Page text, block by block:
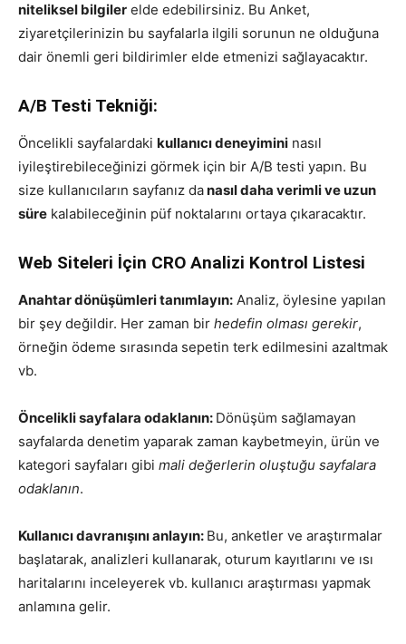
niteliksel bilgiler elde edebilirsiniz. Bu Anket,
ziyaretçilerinizin bu sayfalarla ilgili sorunun ne olduğuna
dair önemli geri bildirimler elde etmenizi sağlayacaktır.
A/B Testi Tekniği:
Öncelikli sayfalardaki kullanıcı deneyimini nasıl
iyileştirebileceğinizi görmek için bir A/B testi yapın. Bu
size kullanıcıların sayfanız danasıl daha verimli ve uzun
süre kalabileceğinin püf noktalarını ortaya çıkaracaktır.
Web Siteleri İçin CRO Analizi Kontrol Listesi
Anahtar dönüşümleri tanımlayın: Analiz, öylesine yapılan
bir şey değildir. Her zaman bir hedefin olması gerekir,
örneğin ödeme sırasında sepetin terk edilmesini azaltmak
vb.
Öncelikli sayfalara odaklanın: Dönüşüm sağlamayan
sayfalarda denetim yaparak zaman kaybetmeyin, ürün ve
kategori sayfaları gibi mali değerlerin oluştuğu sayfalara
odaklanın.
Kullanıcı davranışını anlayın: Bu, anketler ve araştırmalar
başlatarak, analizleri kullanarak, oturum kayıtlarını ve ısı
haritalarını inceleyerek vb. kullanıcı araştırması yapmak
anlamına gelir.